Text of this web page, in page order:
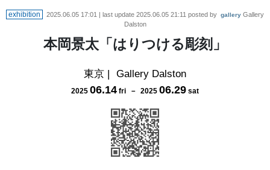
exhibition 2025.06.05 17:01 | last update 2025.06.05 21:11 posted by gallery Gallery
Dalston
本岡景太「はりつける彫刻」
東京 | Gallery Dalston
2025 06.14 fri － 2025 06.29 sat